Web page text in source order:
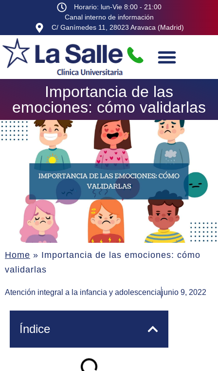
Horario: lun-Vie 8:00 - 21:00
Canal interno de información
C/ Ganímedes 11, 28023 Aravaca (Madrid)
Importancia de las
emociones: cómo validarlas
Home » Importancia de las emociones: cómo
validarlas
Atención integral a la infancia y adolescenciajunio 9, 2022
Índice